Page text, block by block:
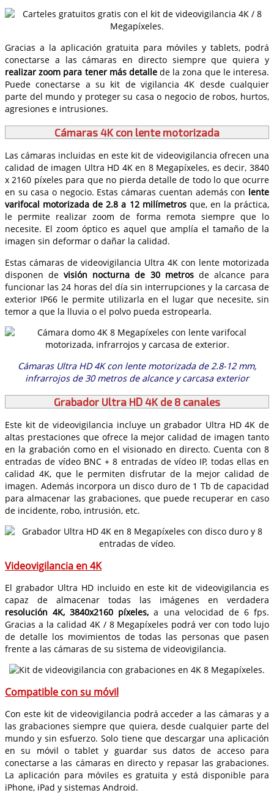
Gracias a la aplicación gratuita para móviles y tablets, podrá
conectarse a las cámaras en directo siempre que quiera y
realizar zoom para tener más detallede la zona que le interesa.
Puede conectarse a su kit de vigilancia 4K desde cualquier
parte del mundo y proteger su casa o negocio de robos, hurtos,
agresiones e intrusiones.
Cámaras 4K con lente motorizada
Las cámaras incluidas en este kit de videovigilancia ofrecen una
calidad de imagen Ultra HD 4K en 8 Megapíxeles, es decir, 3840
x 2160 píxeles para que no pierda detalle de todo lo que ocurre
en su casa o negocio. Estas cámaras cuentan además con lente
varifocal motorizada de 2.8 a 12 milímetrosque, en la práctica,
le permite realizar zoom de forma remota siempre que lo
necesite. El zoom óptico es aquel que amplía el tamaño de la
imagen sin deformar o dañar la calidad.
Estas cámaras de videovigilancia Ultra 4K con lente motorizada
disponen devisión nocturna de 30 metrosde alcance para
funcionar las 24 horas del día sin interrupciones y la carcasa de
exterior IP66 le permite utilizarla en el lugar que necesite, sin
temor a que la lluvia o el polvo pueda estropearla.
Cámaras Ultra HD 4K con lente motorizada de 2.8-12 mm,
infrarrojos de 30 metros de alcance y carcasa exterior
Grabador Ultra HD 4K de 8 canales
Este kit de videovigilancia incluye un grabador Ultra HD 4K de
altas prestaciones que ofrece la mejor calidad de imagen tanto
en la grabación como en el visionado en directo. Cuenta con 8
entradas de vídeo BNC + 8 entradas de vídeo IP, todas ellas en
calidad 4K, que le permiten disfrutar de la mejor calidad de
imagen. Además incorpora un disco duro de 1 Tb de capacidad
para almacenar las grabaciones, que puede recuperar en caso
de incidente, robo, intrusión, etc.
Videovigilancia en 4K
El grabador Ultra HD incluido en este kit de videovigilancia es
capaz de almacenar todas las imágenes en verdadera
resolución 4K, 3840x2160 píxeles, a una velocidad de 6 fps.
Gracias a la calidad 4K / 8 Megapíxeles podrá ver con todo lujo
de detalle los movimientos de todas las personas que pasen
frente a las cámaras de su sistema de videovigilancia.
Compatible con su móvil
Con este kit de videovigilancia podrá acceder a las cámaras y a
las grabaciones siempre que quiera, desde cualquier parte del
mundo y sin esfuerzo. Solo tiene que descargar una aplicación
en su móvil o tablet y guardar sus datos de acceso para
conectarse a las cámaras en directo y repasar las grabaciones.
La aplicación para móviles es gratuita y está disponible para
iPhone, iPad y sistemas Android.